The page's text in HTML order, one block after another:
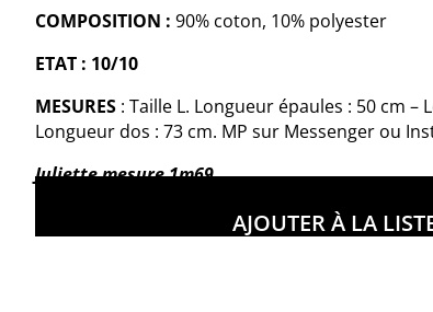
COMPOSITION :90% coton, 10% polyester
ETAT : 10/10
MESURES : Taille L. Longueur épaules : 50 cm –
Longueur dos : 73 cm. MP sur Messenger ou
Juliette mesure 1m69
AJOUTER À LA